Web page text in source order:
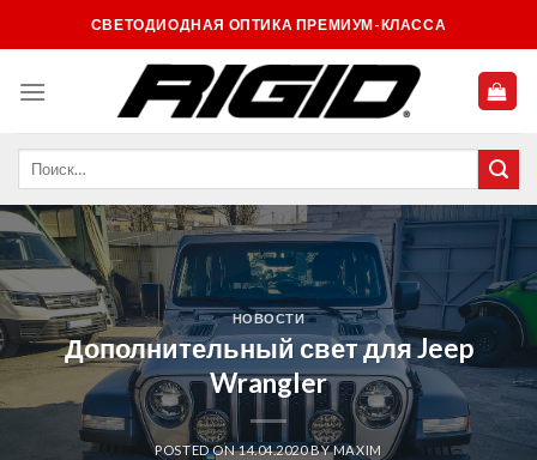
to
СВЕТОДИОДНАЯ ОПТИКА ПРЕМИУМ-КЛАССА
НОВОСТИ
Дополнительный свет для Jeep
Wrangler
POSTED ON14.04.2020BYMAXIM